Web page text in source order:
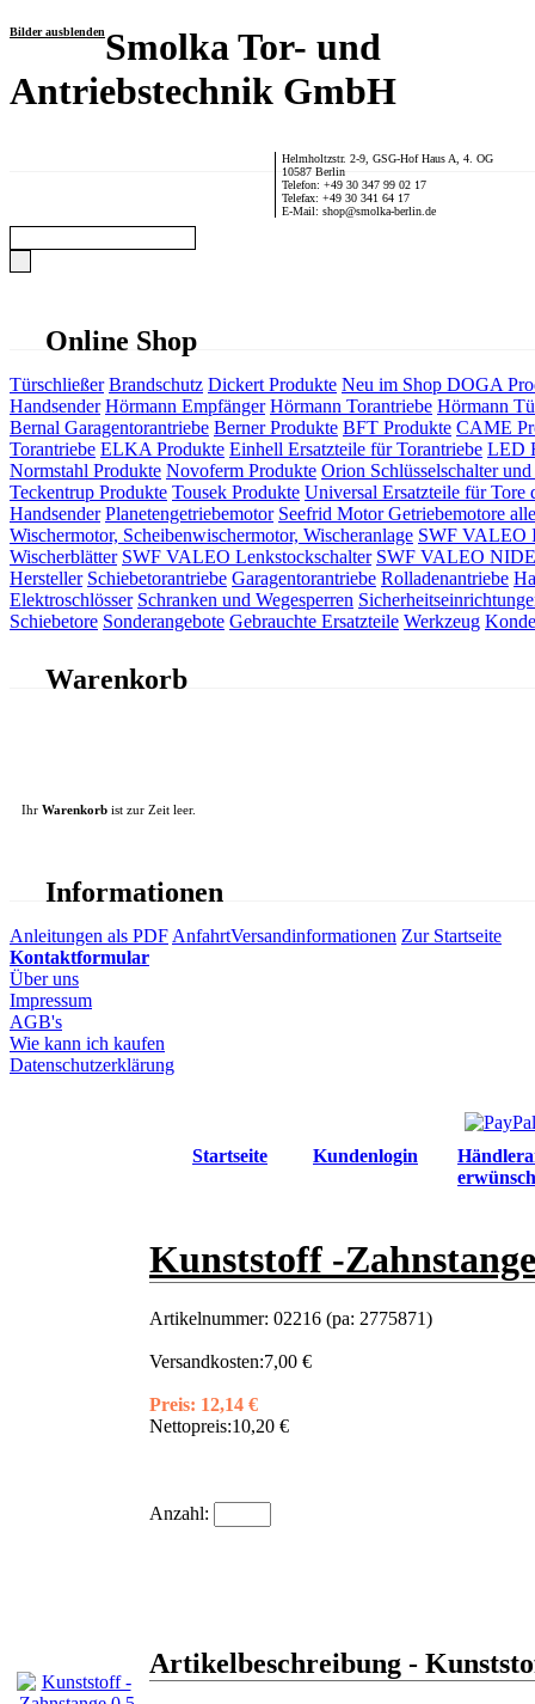
Bilder ausblendenSmolka Tor- und
Antriebstechnik GmbH
Helmholtzstr. 2-9, GSG-Hof Haus A, 4. OG
10587 Berlin
Telefon: +49 30 347 99 02 17
Telefax: +49 30 341 64 17
E-Mail: shop@smolka-berlin.de
Online Shop
Türschließer Brandschutz Dickert Produkte Neu im Shop DOGA
Handsender Hörmann Empfänger Hörmann Torantriebe Hörmann
Bernal Garagentorantriebe Berner Produkte BFT Produkte CAME
Torantriebe ELKA Produkte Einhell Ersatzteile für Torantriebe LED
Normstahl Produkte Novoferm Produkte Orion Schlüsselschalter und
Teckentrup Produkte Tousek Produkte Universal Ersatzteile für Tore
Handsender Planetengetriebemotor Seefrid Motor Getriebemotore
Wischermotor, Scheibenwischermotor, Wischeranlage SWF VALEO
Wischerblätter SWF VALEO Lenkstockschalter SWF VALEO
Hersteller Schiebetorantriebe Garagentorantriebe Rolladenantriebe
Elektroschlösser Schranken und Wegesperren
Schiebetore Sonderangebote Gebrauchte Ersatzteile Werkzeug
Warenkorb
Ihr Warenkorb ist zur Zeit leer.
Informationen
Anleitungen als PDF AnfahrtVersandinformationen Zur Startseite
Kontaktformular
Über uns
Impressum
AGB's
Wie kann ich kaufen
Datenschutzerklärung
Startseite Kundenlogin
Kunststoff -
Artikelnummer: 02216 (pa: 2775871)
Versandkosten:7,00 €
Preis: 12,14 €
Nettopreis:10,20 €
Anzahl:
Artikelbeschreibung -